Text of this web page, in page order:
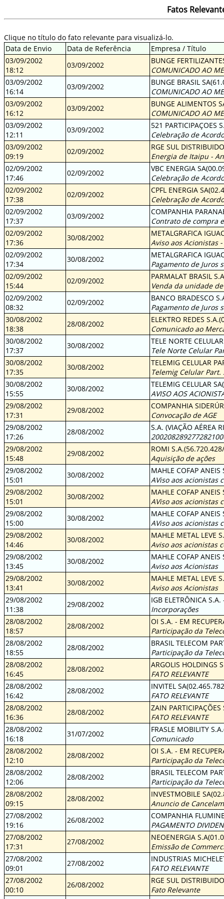
Fatos
Clique no título do fato relevante para visualizá-lo.
Data de Envio
Data de Referência
Empresa / Título
03/09/2002
18:12
03/09/2002
BUNGE
COMUNICADO AO
03/09/2002
16:14
03/09/2002
BUNGE BRASIL
COMUNICADO AO
03/09/2002
16:12
03/09/2002
BUNGE ALIMENTOS
COMUNICADO AO
03/09/2002
12:11
03/09/2002
521 PARTICIPAÇOES
Celebração de
03/09/2002
09:19
02/09/2002
RGE SUL
Energia de Itaipu -
02/09/2002
17:46
02/09/2002
VBC ENERGIA
Celebração de
02/09/2002
17:38
02/09/2002
CPFL ENERGIA
Celebração de
02/09/2002
17:37
03/09/2002
COMPANHIA
Contrato de compra
02/09/2002
17:36
30/08/2002
METALGRAFICA
Aviso aos Acionistas
02/09/2002
17:34
30/08/2002
METALGRAFICA
Pagamento de Juros
02/09/2002
15:44
02/09/2002
PARMALAT BRASIL
Venda da unidade
02/09/2002
08:32
02/09/2002
BANCO BRADESCO
Pagamento de Juros
30/08/2002
18:38
28/08/2002
ELEKTRO REDES
Comunicado ao
30/08/2002
17:37
30/08/2002
TELE NORTE
Tele Norte Celular
30/08/2002
17:35
30/08/2002
TELEMIG CELULAR
Telemig Celular
30/08/2002
15:55
30/08/2002
TELEMIG CELULAR
AVISO AOS
29/08/2002
17:31
29/08/2002
COMPANHIA
Convocação de AGE
29/08/2002
17:26
28/08/2002
S.A. (VIAÇÃO AÉREA
29/08/2002
15:48
29/08/2002
ROMI
Aquisição de ações
29/08/2002
15:01
30/08/2002
MAHLE COFAP
AViso aos acionistas
29/08/2002
15:01
30/08/2002
MAHLE COFAP
AViso aos acionistas
29/08/2002
15:00
30/08/2002
MAHLE COFAP
AViso aos acionistas
29/08/2002
14:46
30/08/2002
MAHLE METAL LEVE
Aviso aos acionistas
29/08/2002
13:45
30/08/2002
MAHLE COFAP
Aviso aos Acionistas
29/08/2002
13:41
30/08/2002
MAHLE METAL LEVE
Aviso aos Acionistas
29/08/2002
11:38
29/08/2002
IGB ELETRÔNICA
Incorporações
28/08/2002
18:57
28/08/2002
OI S.A. - EM
Participação da
28/08/2002
18:55
28/08/2002
BRASIL TELECOM
Participação da
28/08/2002
16:45
28/08/2002
ARGOLIS HOLDINGS
FATO RELEVANTE
28/08/2002
16:42
28/08/2002
INVITEL
FATO RELEVANTE
28/08/2002
16:36
28/08/2002
ZAIN
FATO RELEVANTE
28/08/2002
16:18
31/07/2002
FRASLE MOBILITY
Comunicado
28/08/2002
12:10
28/08/2002
OI S.A. - EM
Participação da
28/08/2002
12:06
28/08/2002
BRASIL TELECOM
Participação da
28/08/2002
09:15
28/08/2002
INVESTMOBILE
Anuncio de
27/08/2002
19:16
26/08/2002
COMPANHIA
PAGAMENTO
27/08/2002
17:31
27/08/2002
NEOENERGIA
Emissão de
27/08/2002
09:01
27/08/2002
INDUSTRIAS
FATO RELEVANTE
27/08/2002
00:10
26/08/2002
RGE SUL
Fato Relevante